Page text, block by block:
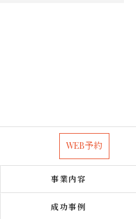
WEB予約
事業内容
成功事例